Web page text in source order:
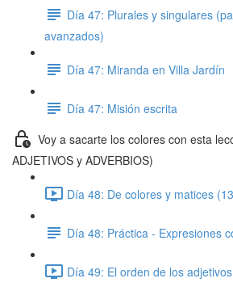
Día 47: Plurales y singulares
avanzados)
Día 47: Miranda en Villa Jardín
Día 47: Misión escrita
Voy a sacarte los colores con esta
ADJETIVOS y ADVERBIOS)
Día 48: De colores y matices
Día 48: Práctica - Expresiones
Día 49: El orden de los